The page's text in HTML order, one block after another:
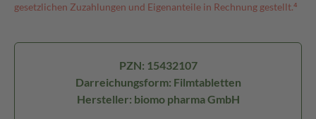
gesetzlichen Zuzahlungen und Eigenanteile in Rechnung gestellt.⁴
PZN: 15432107
Darreichungsform: Filmtabletten
Hersteller: biomo pharma GmbH